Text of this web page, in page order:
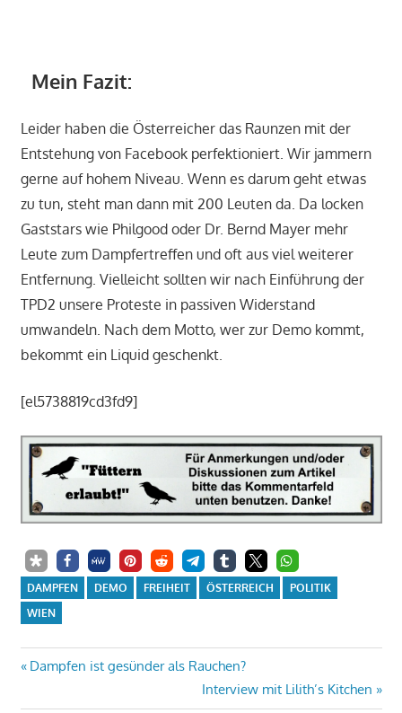
Mein Fazit:
Leider haben die Österreicher das Raunzen mit der
Entstehung von Facebook perfektioniert. Wir jammern
gerne auf hohem Niveau. Wenn es darum geht etwas
zu tun, steht man dann mit 200 Leuten da. Da locken
Gaststars wie Philgood oder Dr. Bernd Mayer mehr
Leute zum Dampfertreffen und oft aus viel weiterer
Entfernung. Vielleicht sollten wir nach Einführung der
TPD2 unsere Proteste in passiven Widerstand
umwandeln. Nach dem Motto, wer zur Demo kommt,
bekommt ein Liquid geschenkt.
[el5738819cd3fd9]
DAMPFEN DEMO FREIHEIT ÖSTERREICH
POLITIK
WIEN
Beitrags-
Navigation
Vorheriger
Dampfen ist gesünder als Rauchen?
Nächster
Interview mit Lilith’s Kitchen